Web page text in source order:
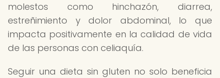
molestos como hinchazón, diarrea,
estreñimiento y dolor abdominal, lo que
impacta positivamente en la calidad de vida
de las personas con celiaquía.
Seguir una dieta sin gluten no solo beneficia